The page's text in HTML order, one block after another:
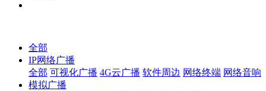
全部
IP网络广播
全部 可视化广播 4G云广播 软件周边 网络终端 网络音响
模拟广播